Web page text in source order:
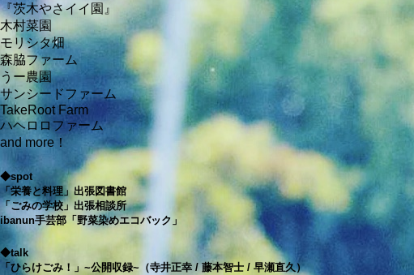
『茨木やさイイ園』
木村菜園
モリシタ畑
森脇ファーム
うー農園
サンシードファーム
TakeRoot Farm
ハヘロロファーム
and more！
◆spot
「栄養と料理」出張図書館
「ごみの学校」出張相談所
ibanun手芸部「野菜染めエコバック」
◆talk
「ひらけごみ！」~公開収録~（寺井正幸 / 藤本智士 / 早瀬直久）